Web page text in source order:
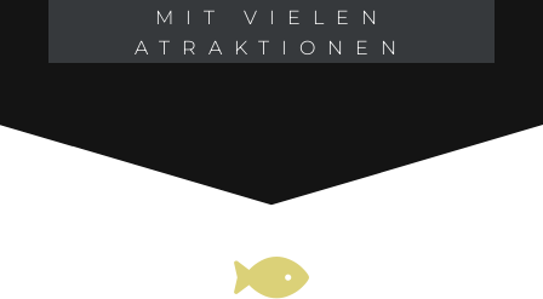
SCHAUSTELLERPARK
MIT VIELEN